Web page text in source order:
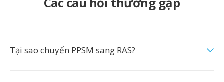
Tại sao chuyển PPSM sang RAS?